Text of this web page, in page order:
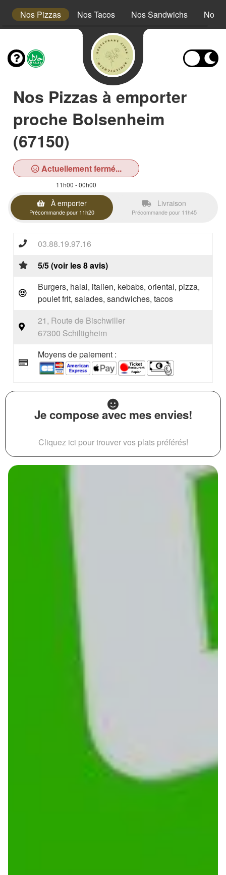
Nos Pizzas Nos Tacos Nos Sandwichs Nos
Nos Pizzas à emporter
proche Bolsenheim
(67150)
Actuellement fermé...
11h00 - 00h00
À emporter
Précommande pour 11h20
Livraison
Précommande pour 11h45
03.88.19.97.16
5/5 (voir les 8 avis)
Burgers, halal, italien, kebabs, oriental, pizza,
poulet frit, salades, sandwiches, tacos
21, Route de Bischwiller
67300 Schiltigheim
Moyens de paiement :
Je compose avec mes envies!
Cliquez ici pour trouver vos plats préférés!